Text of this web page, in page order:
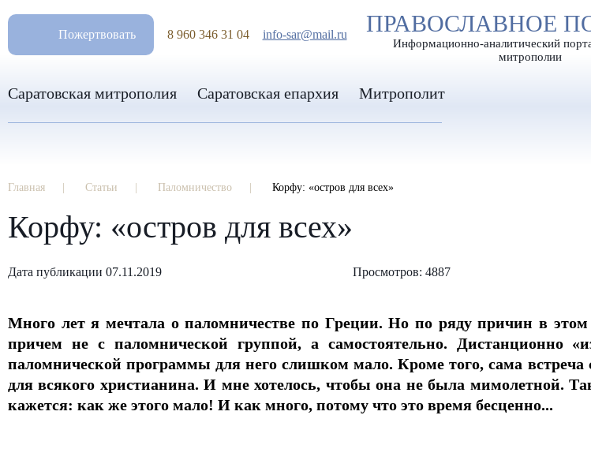
РАЗМЕР ШРИФТА А А А
ПРАВОСЛАВНОЕ
Информационно-аналитический
митрополии
Пожертвовать 8 960 346 31 04 info-sar@mail.ru
Саратовская митрополия Саратовская епархия Митрополит
Главная Статьи Паломничество Корфу: «остров для всех»
Корфу: «остров для всех»
Дата публикации 07.11.2019 Просмотров: 4887
Много лет я мечтала о паломничестве по Греции. Но по ряду причин в
причем не с паломнической группой, а самостоятельно. Дистанционно
паломнической программы для него слишком мало. Кроме того, сама
для всякого христианина. И мне хотелось, чтобы она не была мимолетной.
кажется: как же этого мало! И как много, потому что это время бесценно...